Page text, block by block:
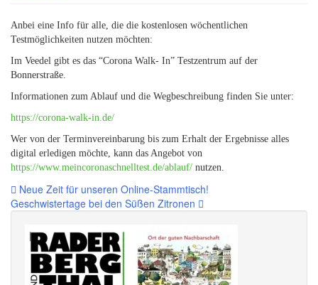
Anbei eine Info für alle, die die kostenlosen wöchentlichen
Testmöglichkeiten nutzen möchten:
Im Veedel gibt es das “Corona Walk- In” Testzentrum auf der
Bonnerstraße.
Informationen zum Ablauf und die Wegbeschreibung finden Sie unter:
https://corona-walk-in.de/
Wer von der Terminvereinbarung bis zum Erhalt der Ergebnisse alles
digital erledigen möchte, kann das Angebot von
https://www.meincoronaschnelltest.de/ablauf/ nutzen.
Beitragsnavigation
Neue Zeit für unseren Online-Stammtisch!
Geschwistertage bei den Süßen Zitronen